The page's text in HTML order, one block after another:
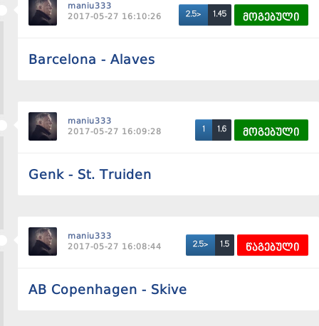
maniu333
2017-05-27 16:10:26
2.5> 1.45 მოგებული
Barcelona - Alaves
maniu333
2017-05-27 16:09:28
1 1.6 მოგებული
Genk - St. Truiden
maniu333
2017-05-27 16:08:44
2.5> 1.5 წაგებული
AB Copenhagen - Skive